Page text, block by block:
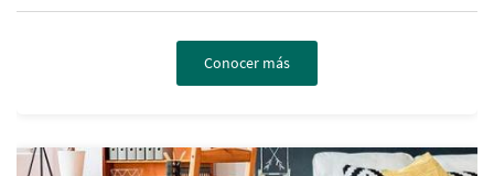
Conocer más